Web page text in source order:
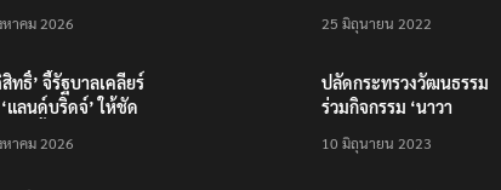
ไทยจะรับมือ
หาคม 2026
สิทธิ์’ จี้รัฐบาลเคลียร์
แลนด์บริดจ์’ ให้ชัด
หาคม 2026
ทั่วไทย ไม่ใช่แค่ในกรุง
25 มิถุนายน 2022
ปลัดกระทรวงวัฒนธรรม
ร่วมกิจกรรม ‘นาวา
ตักบาตรทางน้ำ
10 มิถุนายน 2023